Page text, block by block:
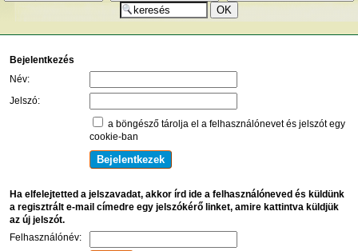
Bejelentkezés
Név:
Jelszó:
a böngésző tárolja el a felhasználónevet és jelszót egy
cookie-ban
Ha elfelejtetted a jelszavadat, akkor írd ide a felhasználóneved és küldünk
a regisztrált e-mail címedre egy jelszókérő linket, amire kattintva küldjük
az új jelszót.
Felhasználónév: